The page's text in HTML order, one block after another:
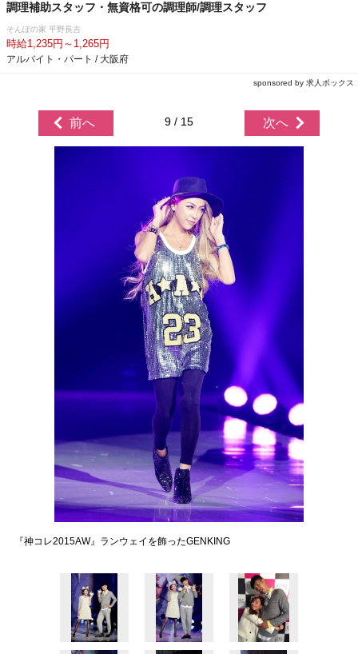
調理補助スタッフ・無資格可の調理師/調理スタッフ
そんぽの家 平野長吉
時給1,235円～1,265円
アルバイト・パート / 大阪府
sponsored by 求人ボックス
前へ 9 / 15 次へ
『神コレ2015AW』ランウェイを飾ったGENKING